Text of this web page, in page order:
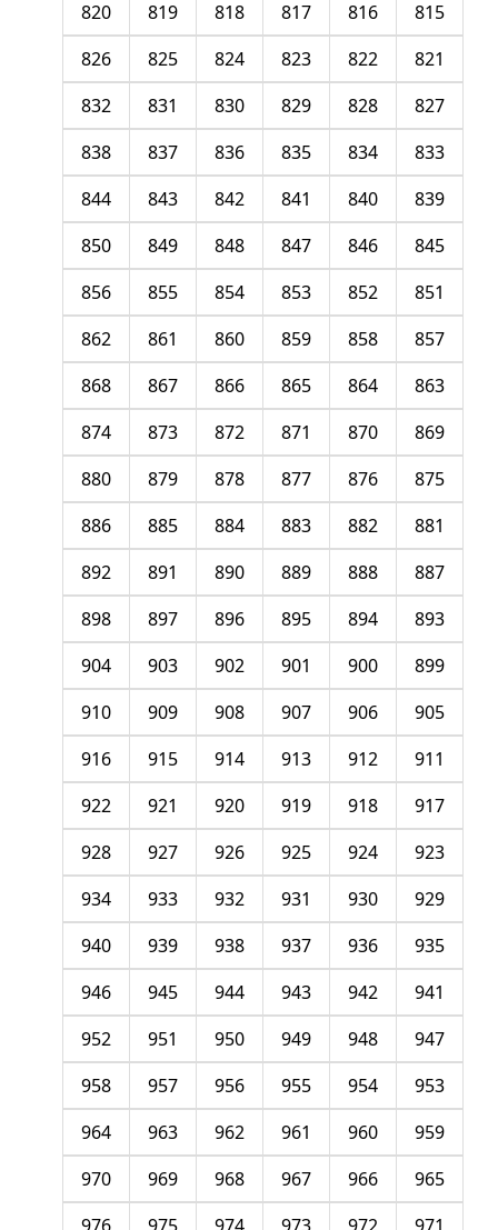
815
816
817
818
819
820
821
822
823
824
825
826
827
828
829
830
831
832
833
834
835
836
837
838
839
840
841
842
843
844
845
846
847
848
849
850
851
852
853
854
855
856
857
858
859
860
861
862
863
864
865
866
867
868
869
870
871
872
873
874
875
876
877
878
879
880
881
882
883
884
885
886
887
888
889
890
891
892
893
894
895
896
897
898
899
900
901
902
903
904
905
906
907
908
909
910
911
912
913
914
915
916
917
918
919
920
921
922
923
924
925
926
927
928
929
930
931
932
933
934
935
936
937
938
939
940
941
942
943
944
945
946
947
948
949
950
951
952
953
954
955
956
957
958
959
960
961
962
963
964
965
966
967
968
969
970